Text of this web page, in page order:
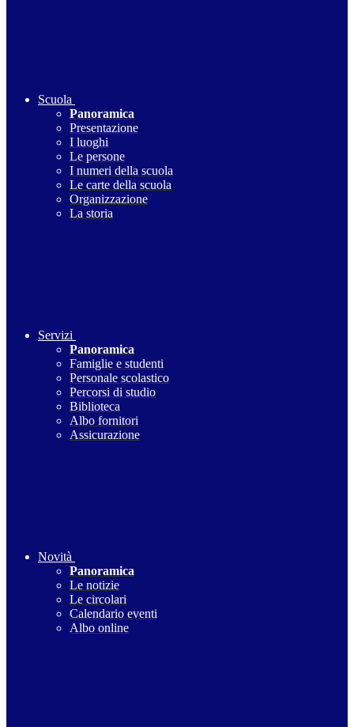
Scuola
Panoramica
Presentazione
I luoghi
Le persone
I numeri della scuola
Le carte della scuola
Organizzazione
La storia
Servizi
Panoramica
Famiglie e studenti
Personale scolastico
Percorsi di studio
Biblioteca
Albo fornitori
Assicurazione
Novità
Panoramica
Le notizie
Le circolari
Calendario eventi
Albo online